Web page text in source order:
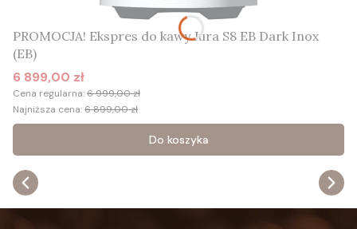
PROMOCJA! Ekspres do kawy Jura S8 EB Dark Inox
(EB)
Cena promocyjna
6 899,00 zł
Cena regularna:6 999,00 zł
Najniższa cena:6 899,00 zł
Do koszyka